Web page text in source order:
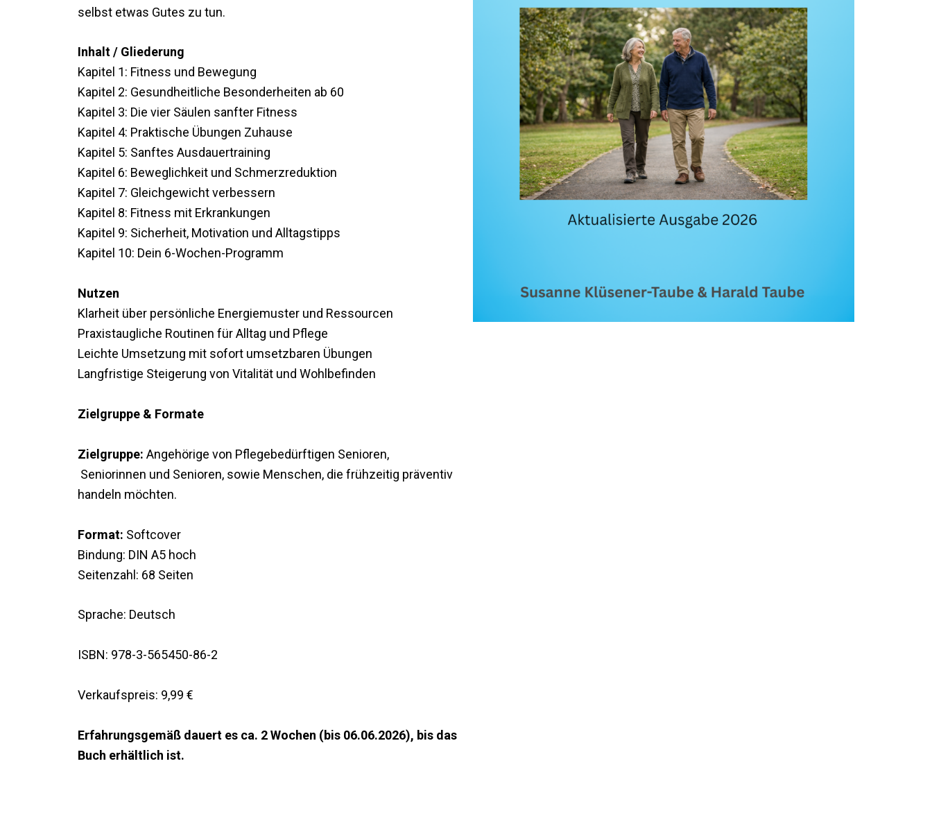
selbst etwas Gutes zu tun.
Inhalt / Gliederung
Kapitel 1: Fitness und Bewegung
Kapitel 2: Gesundheitliche Besonderheiten ab 60
Kapitel 3: Die vier Säulen sanfter Fitness
Kapitel 4: Praktische Übungen Zuhause
Kapitel 5: Sanftes Ausdauertraining
Kapitel 6: Beweglichkeit und Schmerzreduktion
Kapitel 7: Gleichgewicht verbessern
Kapitel 8: Fitness mit Erkrankungen
Kapitel 9: Sicherheit, Motivation und Alltagstipps
Kapitel 10: Dein 6-Wochen-Programm
Nutzen
Klarheit über persönliche Energiemuster und Ressourcen
Praxistaugliche Routinen für Alltag und Pflege
Leichte Umsetzung mit sofort umsetzbaren Übungen
Langfristige Steigerung von Vitalität und Wohlbefinden
Zielgruppe & Formate
Zielgruppe: Angehörige von Pflegebedürftigen Senioren,
Seniorinnen und Senioren, sowie Menschen, die frühzeitig präventiv
handeln möchten.
Format: Softcover
Bindung: DIN A5 hoch
Seitenzahl: 68 Seiten
Sprache: Deutsch
ISBN: 978-3-565450-86-2
Verkaufspreis: 9,99 €
Erfahrungsgemäß dauert es ca. 2 Wochen (bis 06.06.2026), bis das
Buch erhältlich ist.